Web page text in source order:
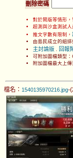
刪除密碼
對於鬧版等情形
超測與沙盒測試
推文字數有限制，
由島民成立的組
主討論版 回報
可附加圖檔類型
附加圖檔最大上
檔名： 1540135970216.jpg-